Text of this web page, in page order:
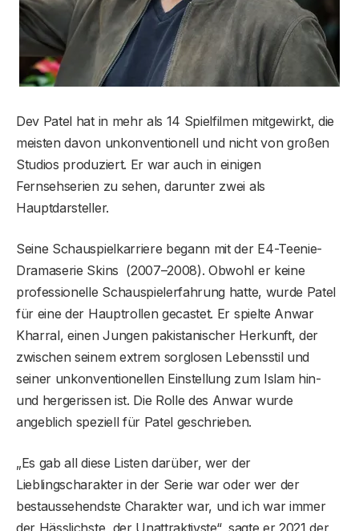
Dev Patel hat in mehr als 14 Spielfilmen mitgewirkt, die
meisten davon unkonventionell und nicht von großen
Studios produziert. Er war auch in einigen
Fernsehserien zu sehen, darunter zwei als
Hauptdarsteller.
Seine Schauspielkarriere begann mit der E4-Teenie-
Dramaserie Skins (2007–2008). Obwohl er keine
professionelle Schauspielerfahrung hatte, wurde Patel
für eine der Hauptrollen gecastet. Er spielte Anwar
Kharral, einen Jungen pakistanischer Herkunft, der
zwischen seinem extrem sorglosen Lebensstil und
seiner unkonventionellen Einstellung zum Islam hin-
und hergerissen ist. Die Rolle des Anwar wurde
angeblich speziell für Patel geschrieben.
„Es gab all diese Listen darüber, wer der
Lieblingscharakter in der Serie war oder wer der
bestaussehendste Charakter war, und ich war immer
der Hässlichste, der Unattraktivste“, sagte er 2021 der